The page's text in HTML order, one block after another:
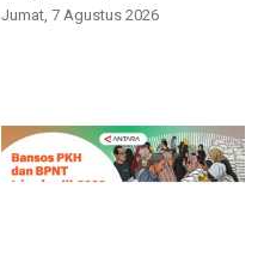
Jumat, 7 Agustus 2026